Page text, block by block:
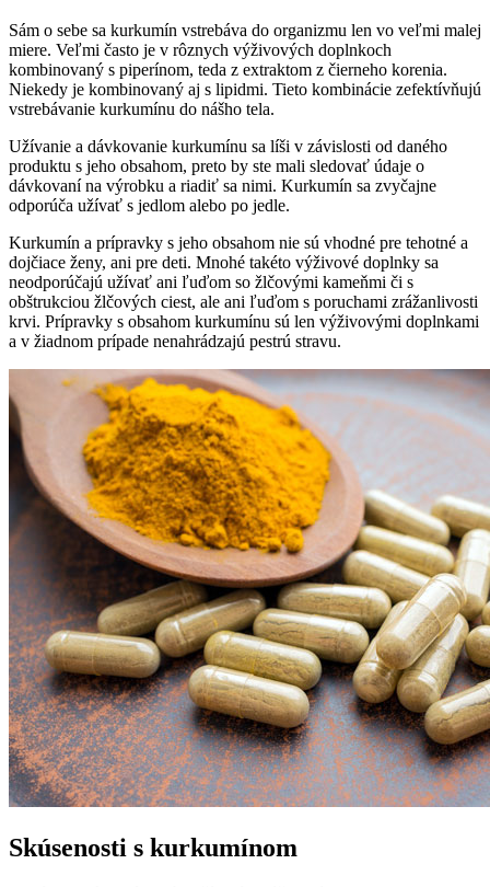
Sám o sebe sa kurkumín vstrebáva do organizmu len vo veľmi malej
miere. Veľmi často je v rôznych výživových doplnkoch
kombinovaný s piperínom, teda z extraktom z čierneho korenia.
Niekedy je kombinovaný aj s lipidmi. Tieto kombinácie zefektívňujú
vstrebávanie kurkumínu do nášho tela.
Užívanie a dávkovanie kurkumínu sa líši v závislosti od daného
produktu s jeho obsahom, preto by ste mali sledovať údaje o
dávkovaní na výrobku a riadiť sa nimi. Kurkumín sa zvyčajne
odporúča užívať s jedlom alebo po jedle.
Kurkumín a prípravky s jeho obsahom nie sú vhodné pre tehotné a
dojčiace ženy, ani pre deti. Mnohé takéto výživové doplnky sa
neodporúčajú užívať ani ľuďom so žlčovými kameňmi či s
obštrukciou žlčových ciest, ale ani ľuďom s poruchami zrážanlivosti
krvi. Prípravky s obsahom kurkumínu sú len výživovými doplnkami
a v žiadnom prípade nenahrádzajú pestrú stravu.
Skúsenosti s kurkumínom